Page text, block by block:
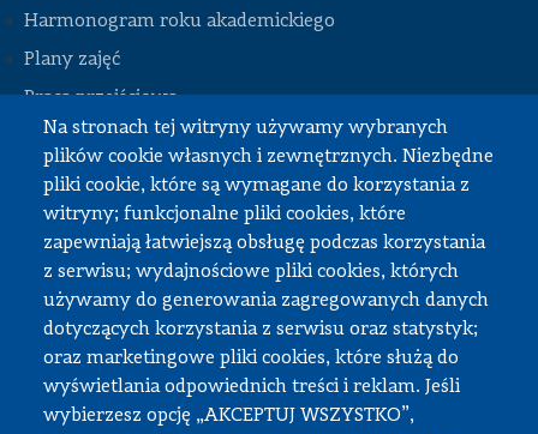
Na stronach tej witryny używamy wybranych
plików cookie własnych i zewnętrznych. Niezbędne
pliki cookie, które są wymagane do korzystania z
witryny; funkcjonalne pliki cookies, które
zapewniają łatwiejszą obsługę podczas korzystania
z serwisu; wydajnościowe pliki cookies, których
używamy do generowania zagregowanych danych
dotyczących korzystania z serwisu oraz statystyk;
oraz marketingowe pliki cookies, które służą do
wyświetlania odpowiednich treści i reklam. Jeśli
wybierzesz opcję „AKCEPTUJ WSZYSTKO”,
STOPKA
Harmonogram roku akademickiego
Plany zajęć
Praca przejściowa
Praca dyplomowa
Praktyki studenckie
Dokumenty do pobrania
Strefa pracownika
APD
SAP PW